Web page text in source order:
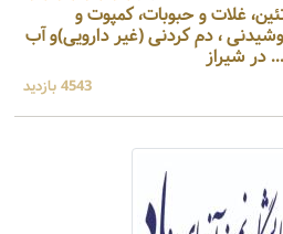
غلات و حبوبات، کمپوت و
، دم كردنی (غیر دارویی)و آب
در شیراز
4543 بازدید